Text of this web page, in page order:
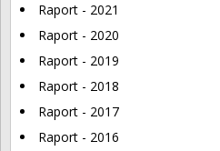
Raport - 2021
Raport - 2020
Raport - 2019
Raport - 2018
Raport - 2017
Raport - 2016